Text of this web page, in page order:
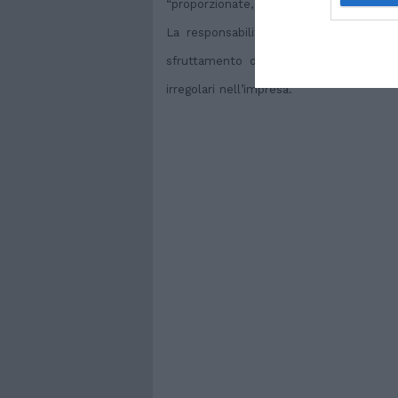
“proporzionate, adeguate ed efficaci”.
La responsabilità penale del datore
sfruttamento del clandestino, di
irregolari nell’impresa.